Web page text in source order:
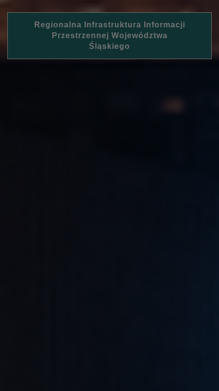
Regionalna Infrastruktura Informacji
Przestrzennej Województwa
Śląskiego